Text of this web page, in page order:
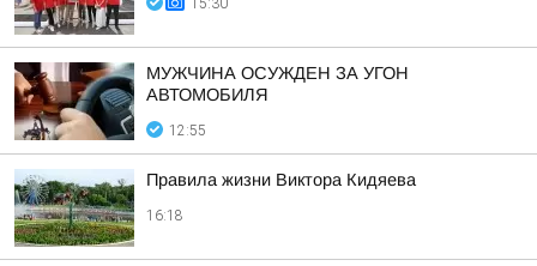
15:30
МУЖЧИНА ОСУЖДЕН ЗА УГОН
АВТОМОБИЛЯ
12:55
Правила жизни Виктора Кидяева
16:18